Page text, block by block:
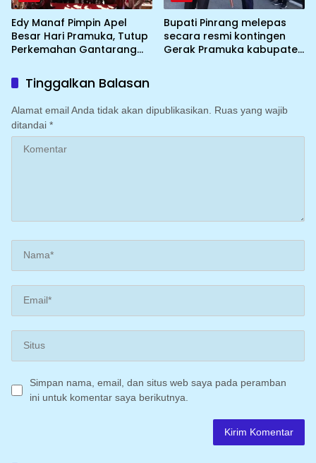
Edy Manaf Pimpin Apel
Besar Hari Pramuka, Tutup
Perkemahan Gantarang
Jamnas XII 2026
Bupati Pinrang melepas
secara resmi kontingen
Gerak Pramuka kabupaten
Tinggalkan Balasan
Alamat email Anda tidak akan dipublikasikan.
Ruas yang wajib
ditandai *
Simpan nama, email, dan situs web saya pada peramban
ini untuk komentar saya berikutnya.